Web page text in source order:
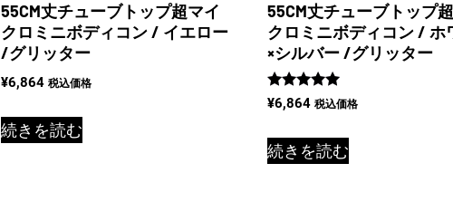
55CM丈チューブトップ超マイ
クロミニボディコン / イエロー
/グリッター
¥6,864 税込価格
続きを読む
55CM丈チューブトップ
クロミニボディコン / ホ
×シルバー /グリッター
5段階中
5.00
¥6,864 税込価格
続きを読む